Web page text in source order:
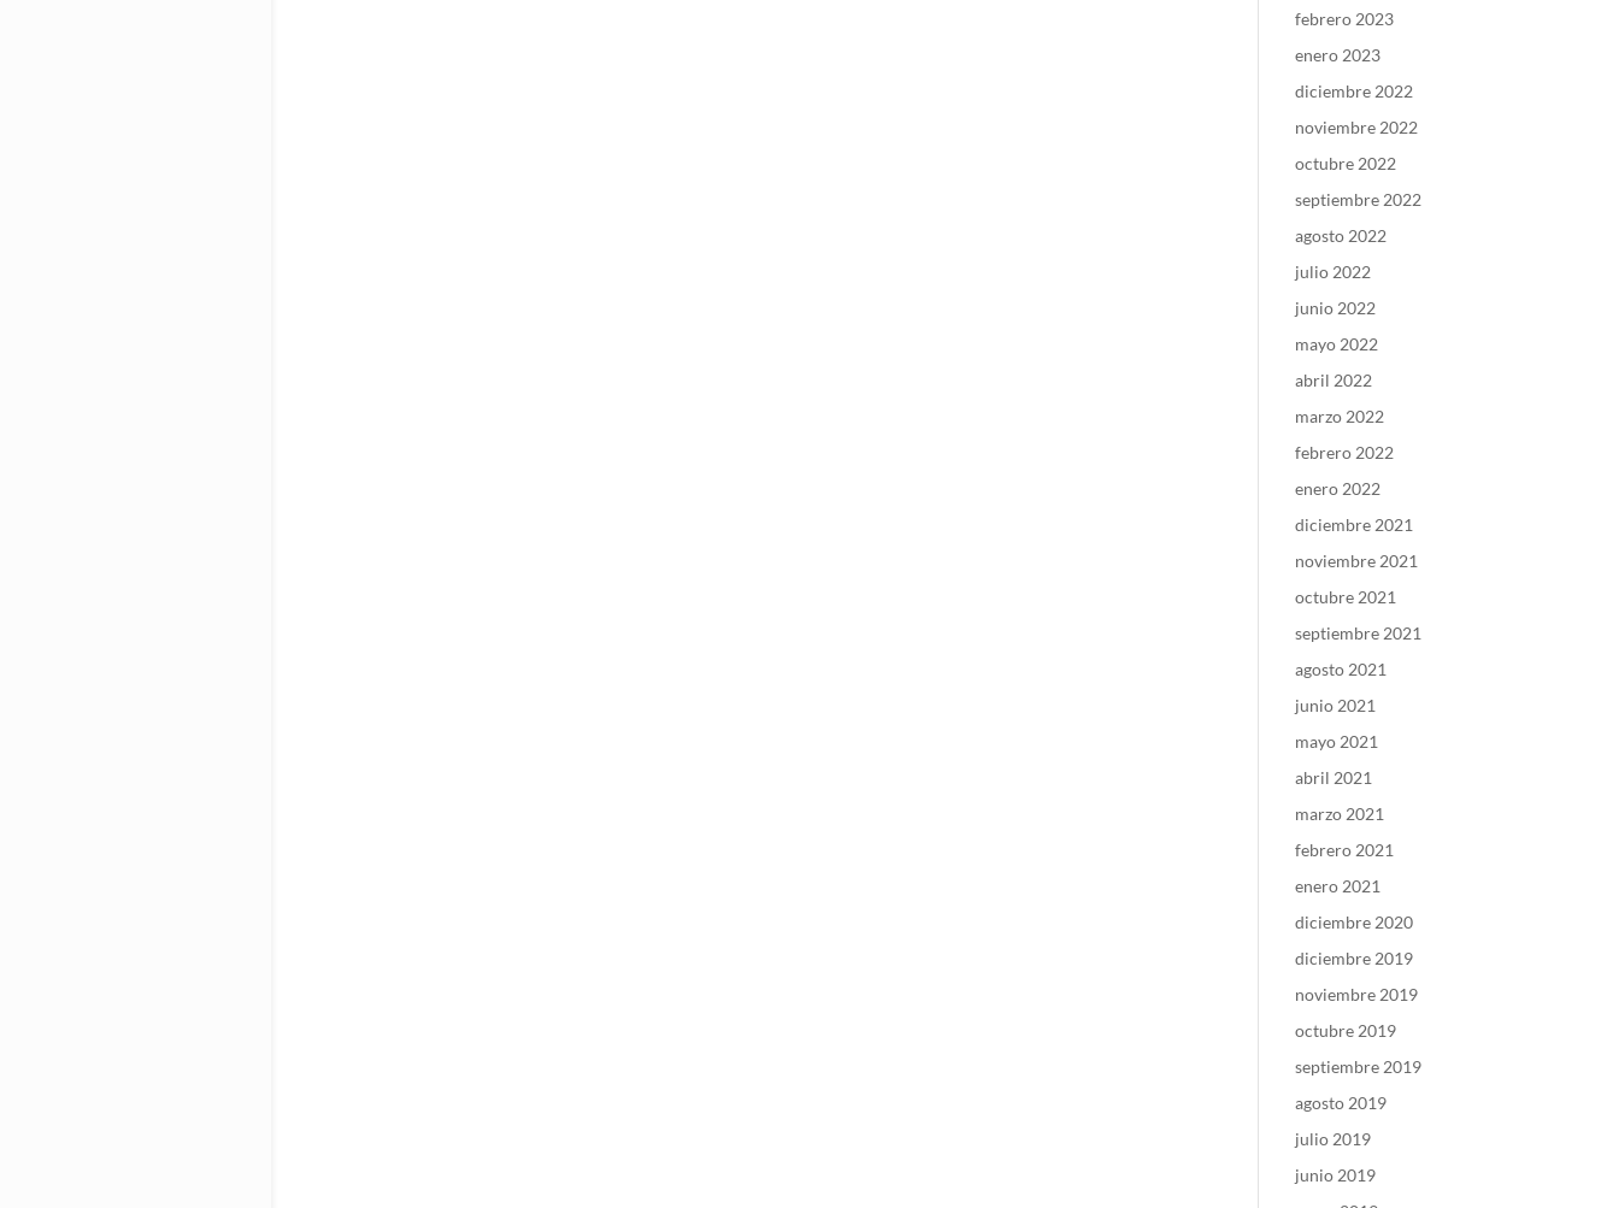
febrero 2023
enero 2023
diciembre 2022
noviembre 2022
octubre 2022
septiembre 2022
agosto 2022
julio 2022
junio 2022
mayo 2022
abril 2022
marzo 2022
febrero 2022
enero 2022
diciembre 2021
noviembre 2021
octubre 2021
septiembre 2021
agosto 2021
junio 2021
mayo 2021
abril 2021
marzo 2021
febrero 2021
enero 2021
diciembre 2020
diciembre 2019
noviembre 2019
octubre 2019
septiembre 2019
agosto 2019
julio 2019
junio 2019